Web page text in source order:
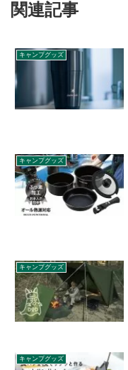
関連記事
キャンプグッズ
キャンプグッズ
キャンプグッズ
キャンプグッズ